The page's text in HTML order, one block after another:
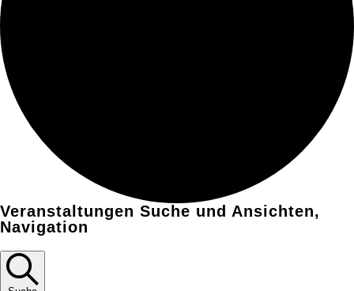
Veranstaltungen Suche und Ansichten,
Navigation